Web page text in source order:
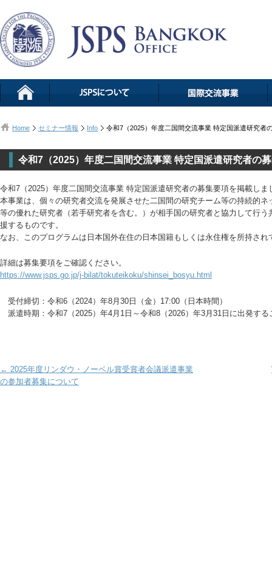
Home セミナー情報 Info 令和7（2025）年度二国間交流事業 特定国派遣研究者
令和7（2025）年度二国間交流事業 特定国派遣研究者の
令和7（2025）年度二国間交流事業 特定国派遣研究者の募集要項を掲載しま
本事業は、個々の研究者交流を発展させた二国間の研究チーム等の持続的
等の優れた研究者（若手研究者を含む。）が相手国の研究者と協力して行
援するものです。
なお、このプログラムは日本国外在住の日本国籍もしくは永住権を所持さ
詳細は募集要項をご確認ください。
https://www.jsps.go.jp/j-bilat/tokuteikoku/shinsei_bosyu.html
受付締切：令和6（2024）年8月30日（金）17:00（日本時間）
派遣時期：令和7（2025）年4月1日～令和8（2026）年3月31日に出発する
Post navigation
← 2025年度リンダウ・ノーベル賞受賞者会議派遣事業
の参加者募集について